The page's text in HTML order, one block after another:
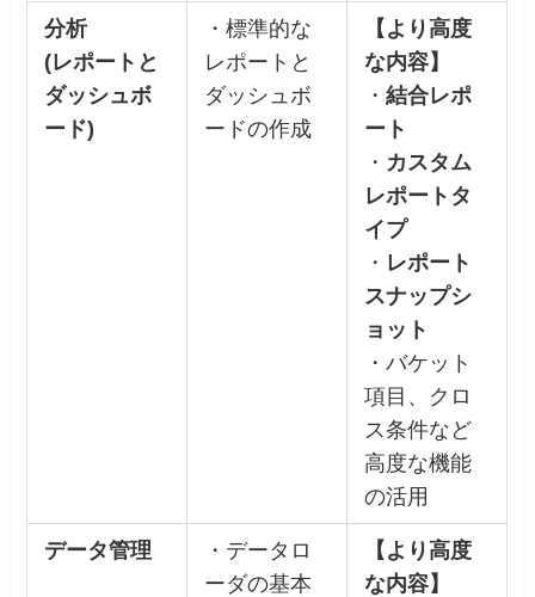
分析
(レポートと
ダッシュボ
ード)
・標準的な
レポートと
ダッシュボ
ードの作成
【より高度
な内容】
・ 結合レポ
ート
・ カスタム
レポートタ
イプ
・ レポート
スナップシ
ョット
・バケット
項目、クロ
ス条件など
高度な機能
の活用
データ管理
・データロ
ーダの基本
【より高度
な内容】